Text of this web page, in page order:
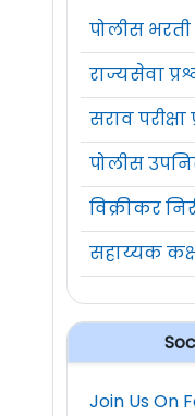
पोलीस भरती
राज्यसेवा
सराव
पोलीस
Join Us On